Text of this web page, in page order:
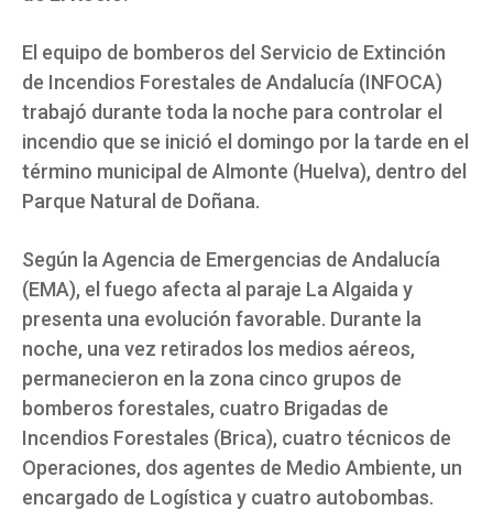
El equipo de bomberos del Servicio de Extinción
de Incendios Forestales de Andalucía (INFOCA)
trabajó durante toda la noche para controlar el
incendio que se inició el domingo por la tarde en el
término municipal de Almonte (Huelva), dentro del
Parque Natural de Doñana.
Según la Agencia de Emergencias de Andalucía
(EMA), el fuego afecta al paraje La Algaida y
presenta una evolución favorable. Durante la
noche, una vez retirados los medios aéreos,
permanecieron en la zona cinco grupos de
bomberos forestales, cuatro Brigadas de
Incendios Forestales (Brica), cuatro técnicos de
Operaciones, dos agentes de Medio Ambiente, un
encargado de Logística y cuatro autobombas.